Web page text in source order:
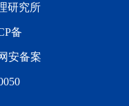
研究所
备
安备案